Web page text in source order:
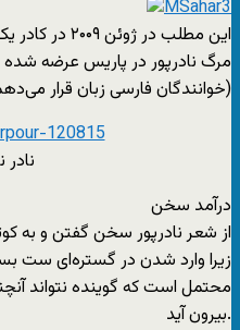
این مطلب در
مرگ نادر‌پور در پاریس عرضه
خوانندگان فارسی زبان قرار می‌دهم. م. س)
نادر
درآمد سخن
از شعر نادرپور سخن گفتن و
زیرا وارد شدن در گستره‌ای ست
محتمل است که گوینده نتواند
بیرون آید.